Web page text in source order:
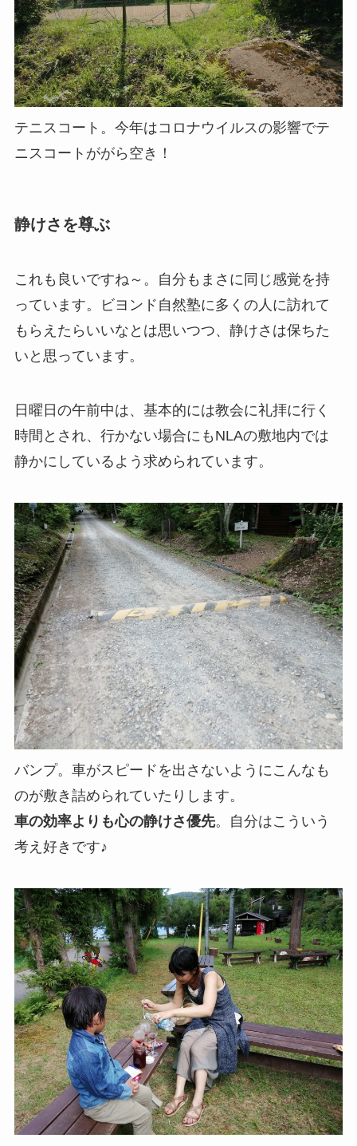
テニスコート。今年はコロナウイルスの影響でテ
ニスコートががら空き！
静けさを尊ぶ
これも良いですね～。自分もまさに同じ感覚を持
っています。ビヨンド自然塾に多くの人に訪れて
もらえたらいいなとは思いつつ、静けさは保ちた
いと思っています。
日曜日の午前中は、基本的には教会に礼拝に行く
時間とされ、行かない場合にもNLAの敷地内では
静かにしているよう求められています。
バンプ。車がスピードを出さないようにこんなも
のが敷き詰められていたりします。
車の効率よりも心の静けさ優先。自分はこういう
考え好きです♪